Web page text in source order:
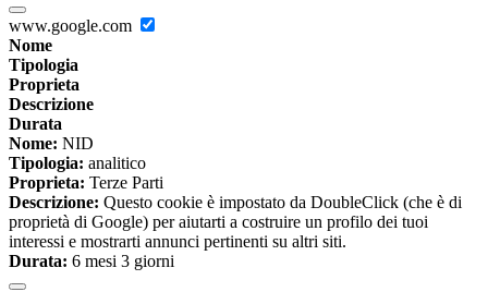
www.google.com
Nome
Tipologia
Proprieta
Descrizione
Durata
Nome: NID
Tipologia: analitico
Proprieta: Terze Parti
Descrizione: Questo cookie è impostato da DoubleClick (che è di
proprietà di Google) per aiutarti a costruire un profilo dei tuoi
interessi e mostrarti annunci pertinenti su altri siti.
Durata: 6 mesi 3 giorni